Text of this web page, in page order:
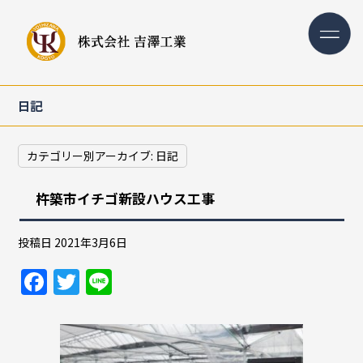
日記
カテゴリー別アーカイブ: 日記
杵築市イチゴ新設ハウス工事
投稿日 2021年3月6日
F
a
c
T
w
itte